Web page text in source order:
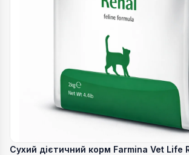
Сухий дієтичний корм Farmina Vet Life